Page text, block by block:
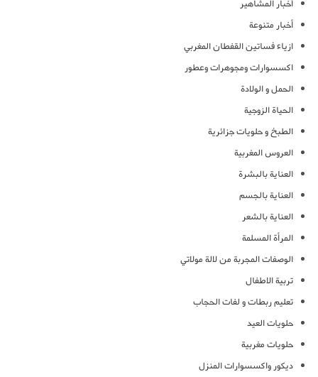
أخبار المشاهير
أخبار متنوعة
ازياء فساتين القفطان المغربي
اكسسوارات ومجوهرات وعطور
الحمل و الولادة
الحياة الزوجية
الطبخ و حلويات جزائرية
العروس المغربية
العناية بالبشرة
العناية بالجسم
العناية بالشعر
المرأة المسلمة
الوصفات المجربة من لالة مولاتي
تربية الاطفال
تعليم ربطات و لفات الحجاب
حلويات العيد
حلويات مغربية
ديكور واكسسوارات المنزل